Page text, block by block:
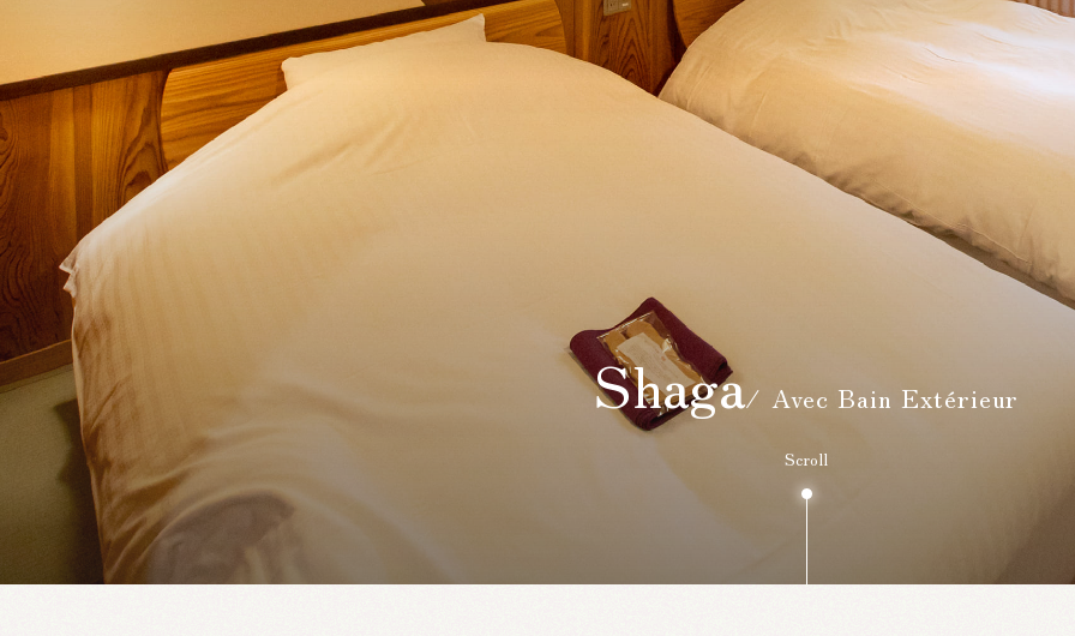
Shaga/ Avec Bain Extérieur
Scroll